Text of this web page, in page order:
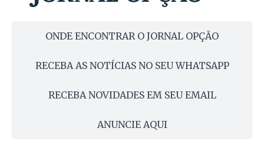
ONDE ENCONTRAR O JORNAL OPÇÃO
RECEBA AS NOTÍCIAS NO SEU WHATSAPP
RECEBA NOVIDADES EM SEU EMAIL
ANUNCIE AQUI